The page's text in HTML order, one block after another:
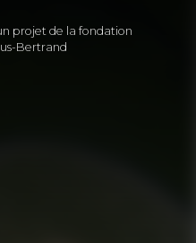
projet de la fondation
Bertrand